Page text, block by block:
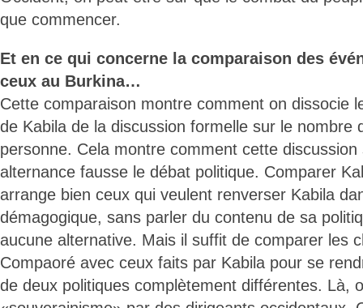
que commencer.
Et en ce qui concerne la comparaison des
ceux au Burkina…
Cette comparaison montre comment on dissocie
de Kabila de la discussion formelle sur le nombre
personne. Cela montre comment cette
alternance fausse le débat politique. Comparer
arrange bien ceux qui veulent renverser Kabila
démagogique, sans parler du contenu de sa
aucune alternative. Mais il suffit de comparer les
Compaoré avec ceux faits par Kabila pour se
de deux politiques complètement différentes. Là,